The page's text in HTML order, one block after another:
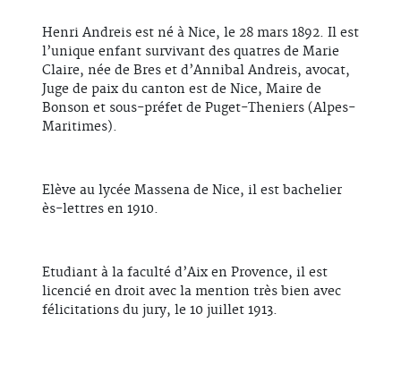
Henri Andreis est né à Nice, le 28 mars 1892. Il est
l’unique enfant survivant des quatres de Marie
Claire, née de Bres et d’Annibal Andreis, avocat,
Juge de paix du canton est de Nice, Maire de
Bonson et sous-préfet de Puget-Theniers (Alpes-
Maritimes).
Elève au lycée Massena de Nice, il est bachelier
ès-lettres en 1910.
Etudiant à la faculté d’Aix en Provence, il est
licencié en droit avec la mention très bien avec
félicitations du jury, le 10 juillet 1913.